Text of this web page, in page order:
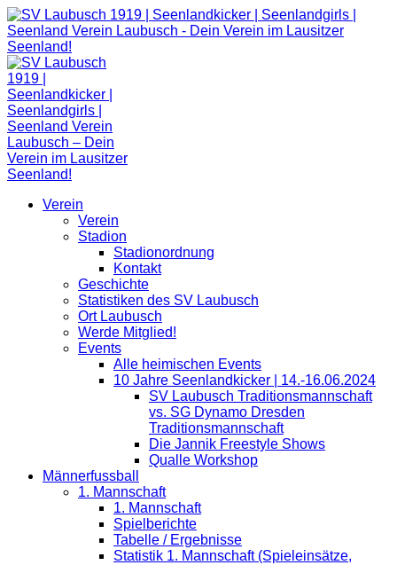
Zum
Inhalt
springen
Verein
Verein
Stadion
Stadionordnung
Kontakt
Geschichte
Statistiken des SV Laubusch
Ort Laubusch
Werde Mitglied!
Events
Alle heimischen Events
10 Jahre Seenlandkicker | 14.-16.06.2024
SV Laubusch Traditionsmannschaft
vs. SG Dynamo Dresden
Traditionsmannschaft
Die Jannik Freestyle Shows
Qualle Workshop
Männerfussball
1. Mannschaft
1. Mannschaft
Spielberichte
Tabelle / Ergebnisse
Statistik 1. Mannschaft (Spieleinsätze,